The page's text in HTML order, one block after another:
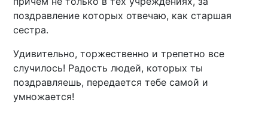
поздравление которых отвечаю, как старшая
сестра.
Удивительно, торжественно и трепетно все
случилось! Радость людей, которых ты
поздравляешь, передается тебе самой и
умножается!